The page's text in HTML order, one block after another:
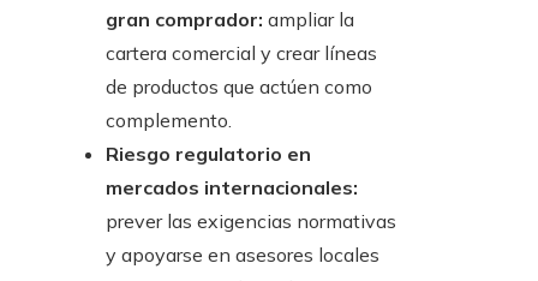
gran comprador: ampliar la
cartera comercial y crear líneas
de productos que actúen como
complemento.
Riesgo regulatorio en
mercados internacionales:
prever las exigencias normativas
y apoyarse en asesores locales